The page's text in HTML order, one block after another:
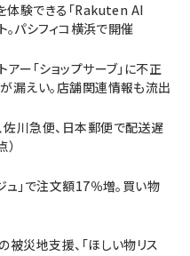
体験できる「Rakuten AI
パシフィコ横浜で開催
ー「ショップサーブ」に不正
漏えい。店舗関連情報も流出
佐川急便、日本郵便で配送遅
ュ」で注文額17％増。買い物
災地支援、「ほしい物リス